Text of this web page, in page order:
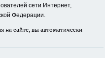
сети Интернет,
Федерации.
на сайте, вы автоматически